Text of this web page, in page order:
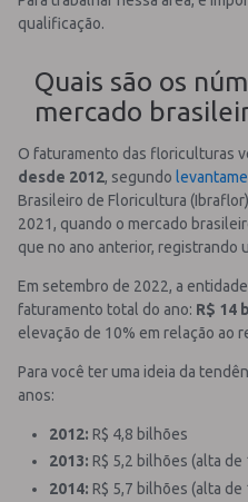
qualificação.
Quais são os
mercado
O faturamento das floriculturas
desde 2012, segundo
Brasileiro de Floricultura
2021, quando o mercado
que no ano anterior, registrando
Em setembro de 2022, a entidade
faturamento total do ano: R$ 14
elevação de 10% em relação ao
Para você ter uma ideia da
anos:
2012: R$ 4,8 bilhões
2013: R$ 5,2 bilhões (alta
2014: R$ 5,7 bilhões (alta